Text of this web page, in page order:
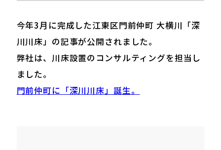
今年3月に完成した江東区門前仲町 大横川「深
川川床」の記事が公開されました。
弊社は、川床設置のコンサルティングを担当し
ました。
門前仲町に「深川川床」誕生。